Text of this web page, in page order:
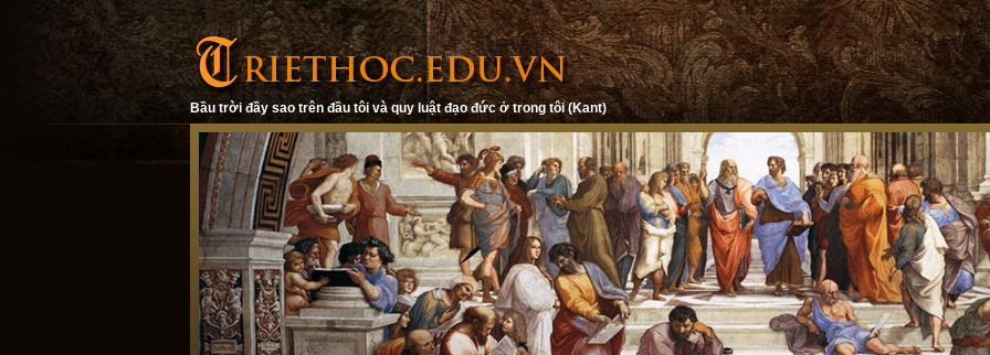
Bầu trời đầy sao trên đầu tôi và quy luật đạo đức ở trong tôi (Kant)